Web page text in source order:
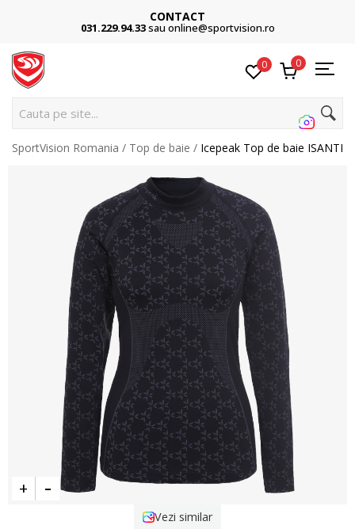
CONTACT
031.229.94.33sau online@sportvision.ro
0 0
Cauta pe site...
SportVision Romania Top de baie Icepeak Top de baie ISANTI
Vezi similar